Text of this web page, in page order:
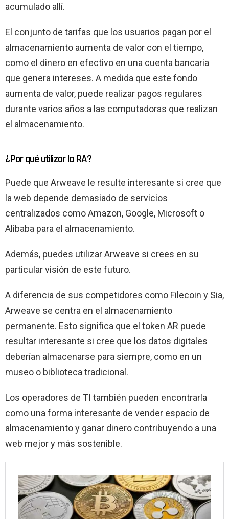
acumulado allí.
El conjunto de tarifas que los usuarios pagan por el
almacenamiento aumenta de valor con el tiempo,
como el dinero en efectivo en una cuenta bancaria
que genera intereses. A medida que este fondo
aumenta de valor, puede realizar pagos regulares
durante varios años a las computadoras que realizan
el almacenamiento.
¿Por qué utilizar la RA?
Puede que Arweave le resulte interesante si cree que
la web depende demasiado de servicios
centralizados como Amazon, Google, Microsoft o
Alibaba para el almacenamiento.
Además, puedes utilizar Arweave si crees en su
particular visión de este futuro.
A diferencia de sus competidores como Filecoin y Sia,
Arweave se centra en el almacenamiento
permanente. Esto significa que el token AR puede
resultar interesante si cree que los datos digitales
deberían almacenarse para siempre, como en un
museo o biblioteca tradicional.
Los operadores de TI también pueden encontrarla
como una forma interesante de vender espacio de
almacenamiento y ganar dinero contribuyendo a una
web mejor y más sostenible.